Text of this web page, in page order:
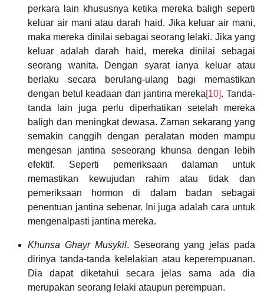
perkara lain khususnya ketika mereka baligh seperti
keluar air mani atau darah haid. Jika keluar air mani,
maka mereka dinilai sebagai seorang lelaki. Jika yang
keluar adalah darah haid, mereka dinilai sebagai
seorang wanita. Dengan syarat ianya keluar atau
berlaku secara berulang-ulang bagi memastikan
dengan betul keadaan dan jantina mereka[10]. Tanda-
tanda lain juga perlu diperhatikan setelah mereka
baligh dan meningkat dewasa. Zaman sekarang yang
semakin canggih dengan peralatan moden mampu
mengesan jantina seseorang khunsa dengan lebih
efektif. Seperti pemeriksaan dalaman untuk
memastikan kewujudan rahim atau tidak dan
pemeriksaan hormon di dalam badan sebagai
penentuan jantina sebenar. Ini juga adalah cara untuk
mengenalpasti jantina mereka.
Khunsa Ghayr Musykil. Seseorang yang jelas pada
dirinya tanda-tanda kelelakian atau keperempuanan.
Dia dapat diketahui secara jelas sama ada dia
merupakan seorang lelaki ataupun perempuan.